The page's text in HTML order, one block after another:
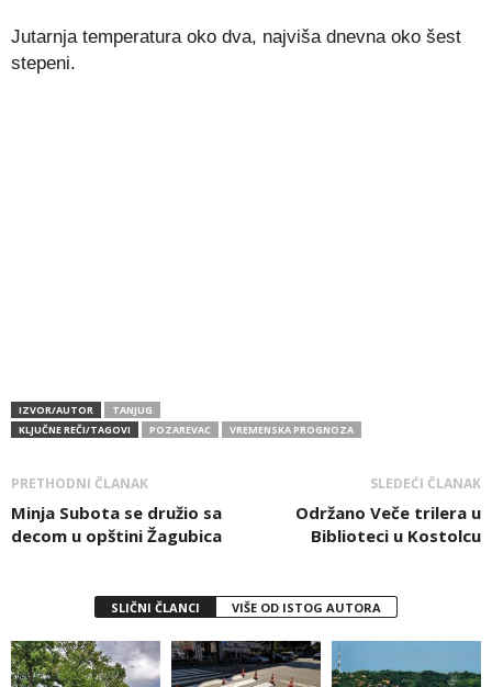
Jutarnja temperatura oko dva, najviša dnevna oko šest
stepeni.
IZVOR/AUTOR
TANJUG
KLJUČNE REČI/TAGOVI
POZAREVAC VREMENSKA PROGNOZA
PRETHODNI ČLANAK
Minja Subota se družio sa
decom u opštini Žagubica
SLEDEĆI ČLANAK
Održano Veče trilera u
Biblioteci u Kostolcu
SLIČNI ČLANCI VIŠE OD ISTOG AUTORA